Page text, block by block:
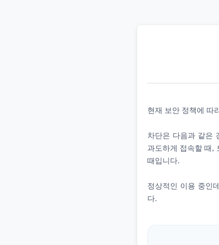
현재 보안 정책에 따
차단은 다음과 같은
과도하게 접속할 때,
때입니다.
정상적인 이용 중인
다.